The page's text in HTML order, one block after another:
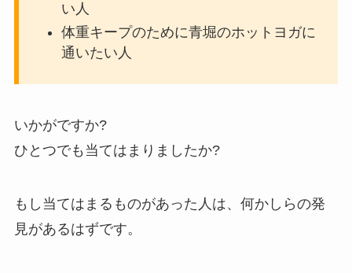
い人
体重キープのために青堀のホットヨガに
通いたい人
いかがですか?
ひとつでも当てはまりましたか?
もし当てはまるものがあった人は、何かしらの発
見があるはずです。